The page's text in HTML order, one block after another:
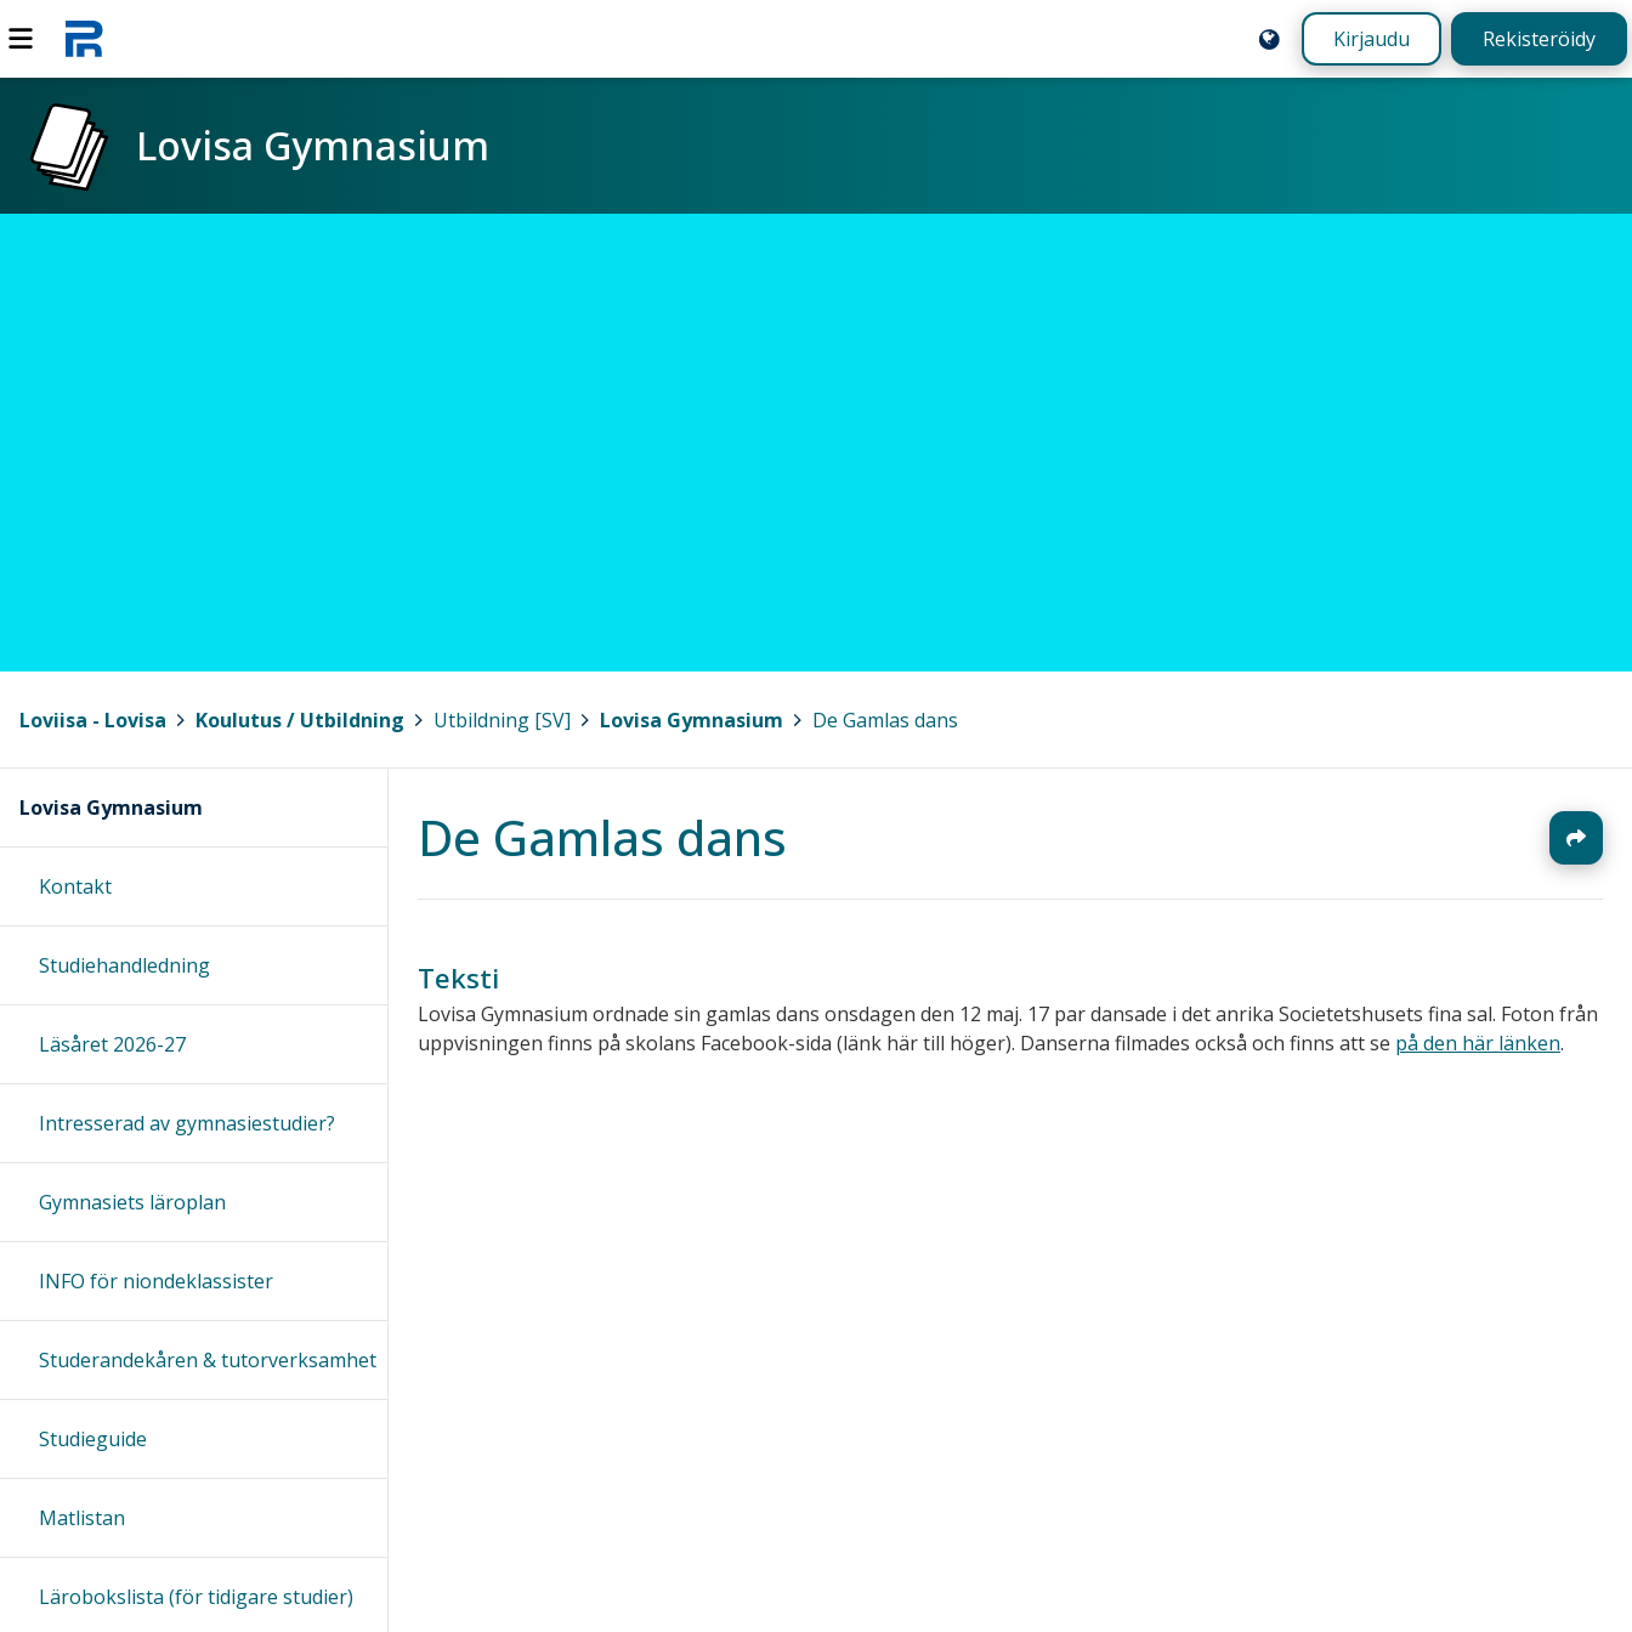
Kirjaudu Rekisteröidy
Lovisa Gymnasium
Loviisa - Lovisa Koulutus / Utbildning Utbildning [SV] Lovisa Gymnasium De Gamlas dans
De Gamlas dans
Teksti
Lovisa Gymnasium ordnade sin gamlas dans onsdagen den 12 maj. 17 par dansade i det anrika Societetshusets fina sal. Foton från
uppvisningen finns på skolans Facebook-sida (länk här till höger). Danserna filmades också och finns att se på den här länken.
Lovisa Gymnasium
Kontakt
Studiehandledning
Läsåret 2026-27
Intresserad av gymnasiestudier?
Gymnasiets läroplan
INFO för niondeklassister
Studerandekåren & tutorverksamhet
Studieguide
Matlistan
Lärobokslista (för tidigare studier)